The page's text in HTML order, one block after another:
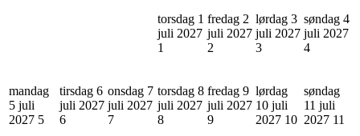
torsdag 1
juli 2027
1
fredag 2
juli 2027
2
lørdag 3
juli 2027
3
søndag 4
juli 2027
4
mandag
5 juli
2027 5
tirsdag 6
juli 2027
6
onsdag 7
juli 2027
7
torsdag 8
juli 2027
8
fredag 9
juli 2027
9
lørdag
10 juli
2027 10
søndag
11 juli
2027 11